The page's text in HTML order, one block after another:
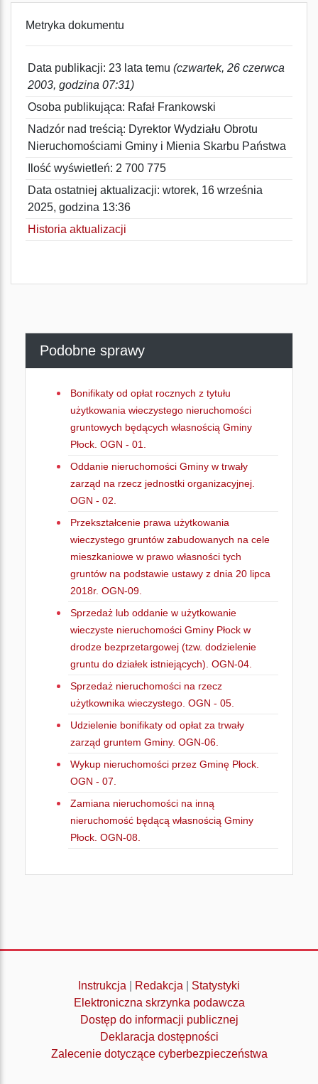
Metryka dokumentu
Data publikacji: 23 lata temu (czwartek, 26 czerwca
2003, godzina 07:31)
Osoba publikująca: Rafał Frankowski
Nadzór nad treścią: Dyrektor Wydziału Obrotu
Nieruchomościami Gminy i Mienia Skarbu Państwa
Ilość wyświetleń: 2 700 775
Data ostatniej aktualizacji: wtorek, 16 września
2025, godzina 13:36
Historia aktualizacji
Podobne sprawy
Bonifikaty od opłat rocznych z tytułu
użytkowania wieczystego nieruchomości
gruntowych będących własnością Gminy
Płock. OGN - 01.
Oddanie nieruchomości Gminy w trwały
zarząd na rzecz jednostki organizacyjnej.
OGN - 02.
Przekształcenie prawa użytkowania
wieczystego gruntów zabudowanych na cele
mieszkaniowe w prawo własności tych
gruntów na podstawie ustawy z dnia 20 lipca
2018r. OGN-09.
Sprzedaż lub oddanie w użytkowanie
wieczyste nieruchomości Gminy Płock w
drodze bezprzetargowej (tzw. dodzielenie
gruntu do działek istniejących). OGN-04.
Sprzedaż nieruchomości na rzecz
użytkownika wieczystego. OGN - 05.
Udzielenie bonifikaty od opłat za trwały
zarząd gruntem Gminy. OGN-06.
Wykup nieruchomości przez Gminę Płock.
OGN - 07.
Zamiana nieruchomości na inną
nieruchomość będącą własnością Gminy
Płock. OGN-08.
Instrukcja Redakcja
Statystyki
Elektroniczna skrzynka podawcza
Dostęp do informacji publicznej
Deklaracja dostępności
Zalecenie dotyczące cyberbezpieczeństwa